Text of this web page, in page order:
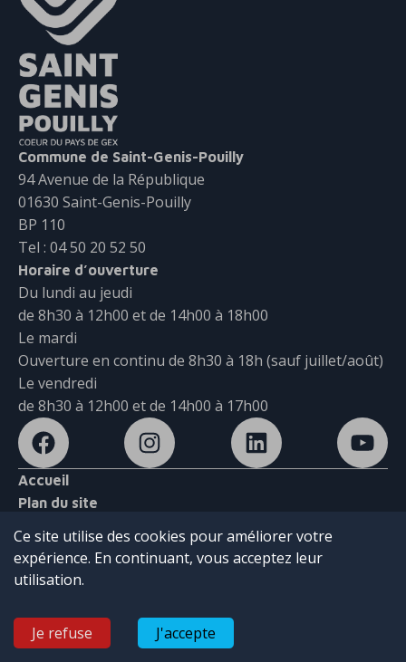
Commune de Saint-Genis-Pouilly
94 Avenue de la République
01630 Saint-Genis-Pouilly
BP 110
Tel : 04 50 20 52 50
Horaire d’ouverture
Du lundi au jeudi
de 8h30 à 12h00 et de 14h00 à 18h00
Le mardi
Ouverture en continu de 8h30 à 18h (sauf juillet/août)
Le vendredi
de 8h30 à 12h00 et de 14h00 à 17h00
Accueil
Plan du site
Politique de confidentialité
Contact
Ce site utilise des cookies pour améliorer votre
expérience. En continuant, vous acceptez leur
utilisation.
Je refuse J'accepte